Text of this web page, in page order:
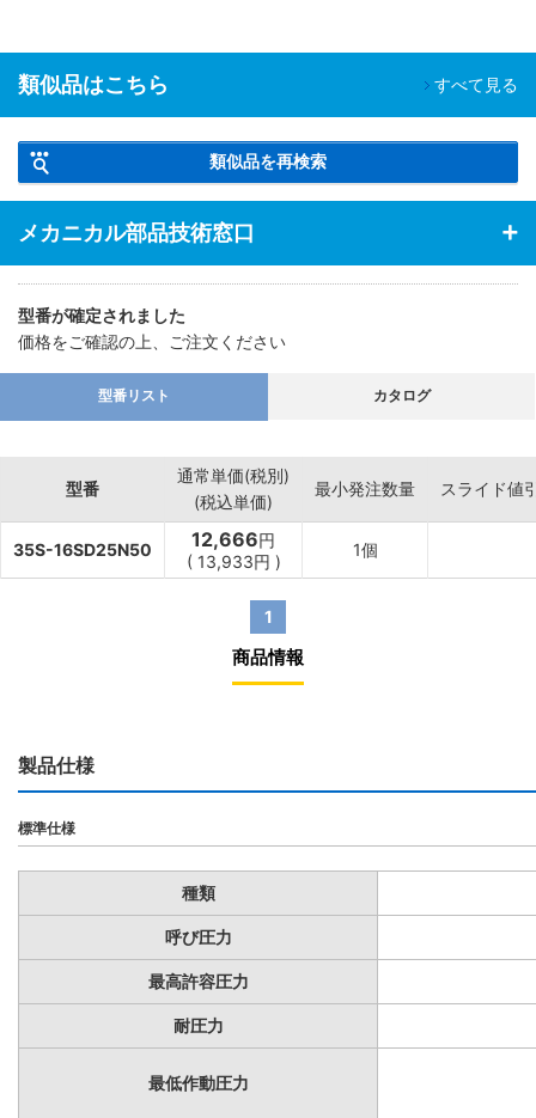
類似品はこちら すべて見る
類似品を再検索
メカニカル部品技術窓口
型番が確定されました
価格をご確認の上、ご注文ください
型番リスト カタログ
型番
通常単価(税別)
(税込単価)
最小発注数量 スライド値
35S-16SD25N50 12,666円
( 13,933円 )
1個
1
商品情報
製品仕様
標準仕様
種類
呼び圧力
最高許容圧力
耐圧力
最低作動圧力